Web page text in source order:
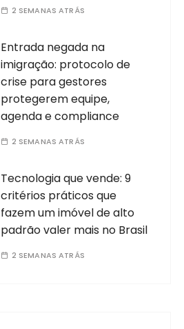
2 SEMANAS ATRÁS
Entrada negada na
imigração: protocolo de
crise para gestores
protegerem equipe,
agenda e compliance
2 SEMANAS ATRÁS
Tecnologia que vende: 9
critérios práticos que
fazem um imóvel de alto
padrão valer mais no Brasil
2 SEMANAS ATRÁS